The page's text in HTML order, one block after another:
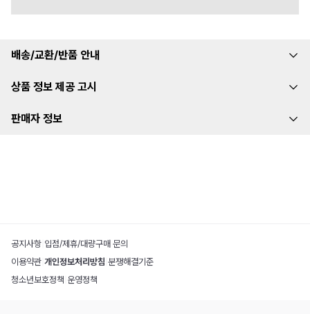
배송/교환/반품 안내
상품 정보 제공 고시
판매자 정보
공지사항 입점/제휴/대량구매 문의
이용약관 개인정보처리방침 분쟁해결기준
청소년보호정책 운영정책